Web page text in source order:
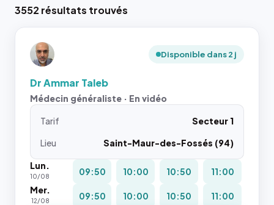
3552 résultats trouvés
Disponible dans 2 j
Dr Ammar Taleb
Médecin généraliste · En vidéo
Tarif
Secteur 1
Lieu
Saint-Maur-des-Fossés (94)
Lun.
10/08 09:50 10:00 10:50
11:00
Mer.
12/08 09:50 10:00 10:50 11:00